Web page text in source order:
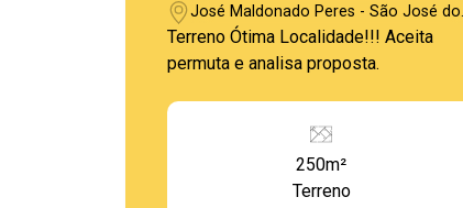
José Maldonado Peres - São José do
Rio Pardo/SP
Terreno Ótima Localidade!!! Aceita
permuta e analisa proposta.
250m²
Terreno